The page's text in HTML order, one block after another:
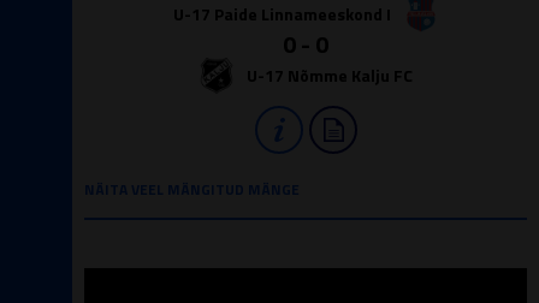
U-17 Paide Linnameeskond I
0 - 0
U-17 Nõmme Kalju FC
NÄITA VEEL MÄNGITUD MÄNGE